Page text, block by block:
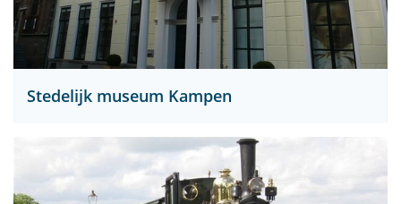
Stedelijk museum Kampen